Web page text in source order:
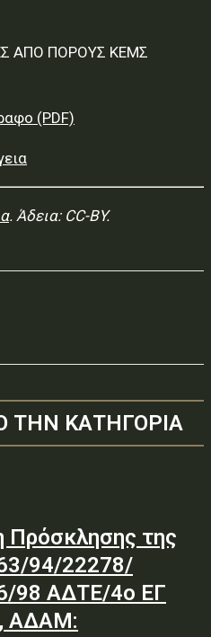
ΑΠΟ ΠΟΡΟΥΣ ΚΕΜΣ
(PDF)
. Άδεια: CC-BY.
ΤΗΝ ΚΑΤΗΓΟΡΙΑ
της
94/22278/
98 ΑΔΤΕ/4ο ΕΓ
ΑΔΑΜ: